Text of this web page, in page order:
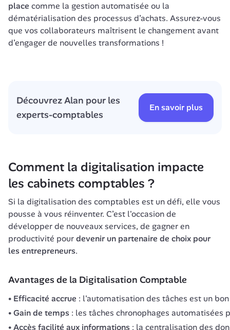
place comme la gestion automatisée ou la
dématérialisation des processus d’achats. Assurez-vous
que vos collaborateurs maîtrisent le changement avant
d’engager de nouvelles transformations !
Découvrez Alan pour les
experts-comptables
En savoir plus
Comment la digitalisation impacte
les cabinets comptables ?
Si la digitalisation des comptables est un défi, elle vous
pousse à vous réinventer. C’est l'occasion de
développer de nouveaux services, de gagner en
productivité pour devenir un partenaire de choix pour
les entrepreneurs.
Avantages de la Digitalisation Comptable
Efficacité accrue : l'automatisation des tâches est un
Gain de temps : les tâches chronophages
Accès facilité aux informations : la centralisation des